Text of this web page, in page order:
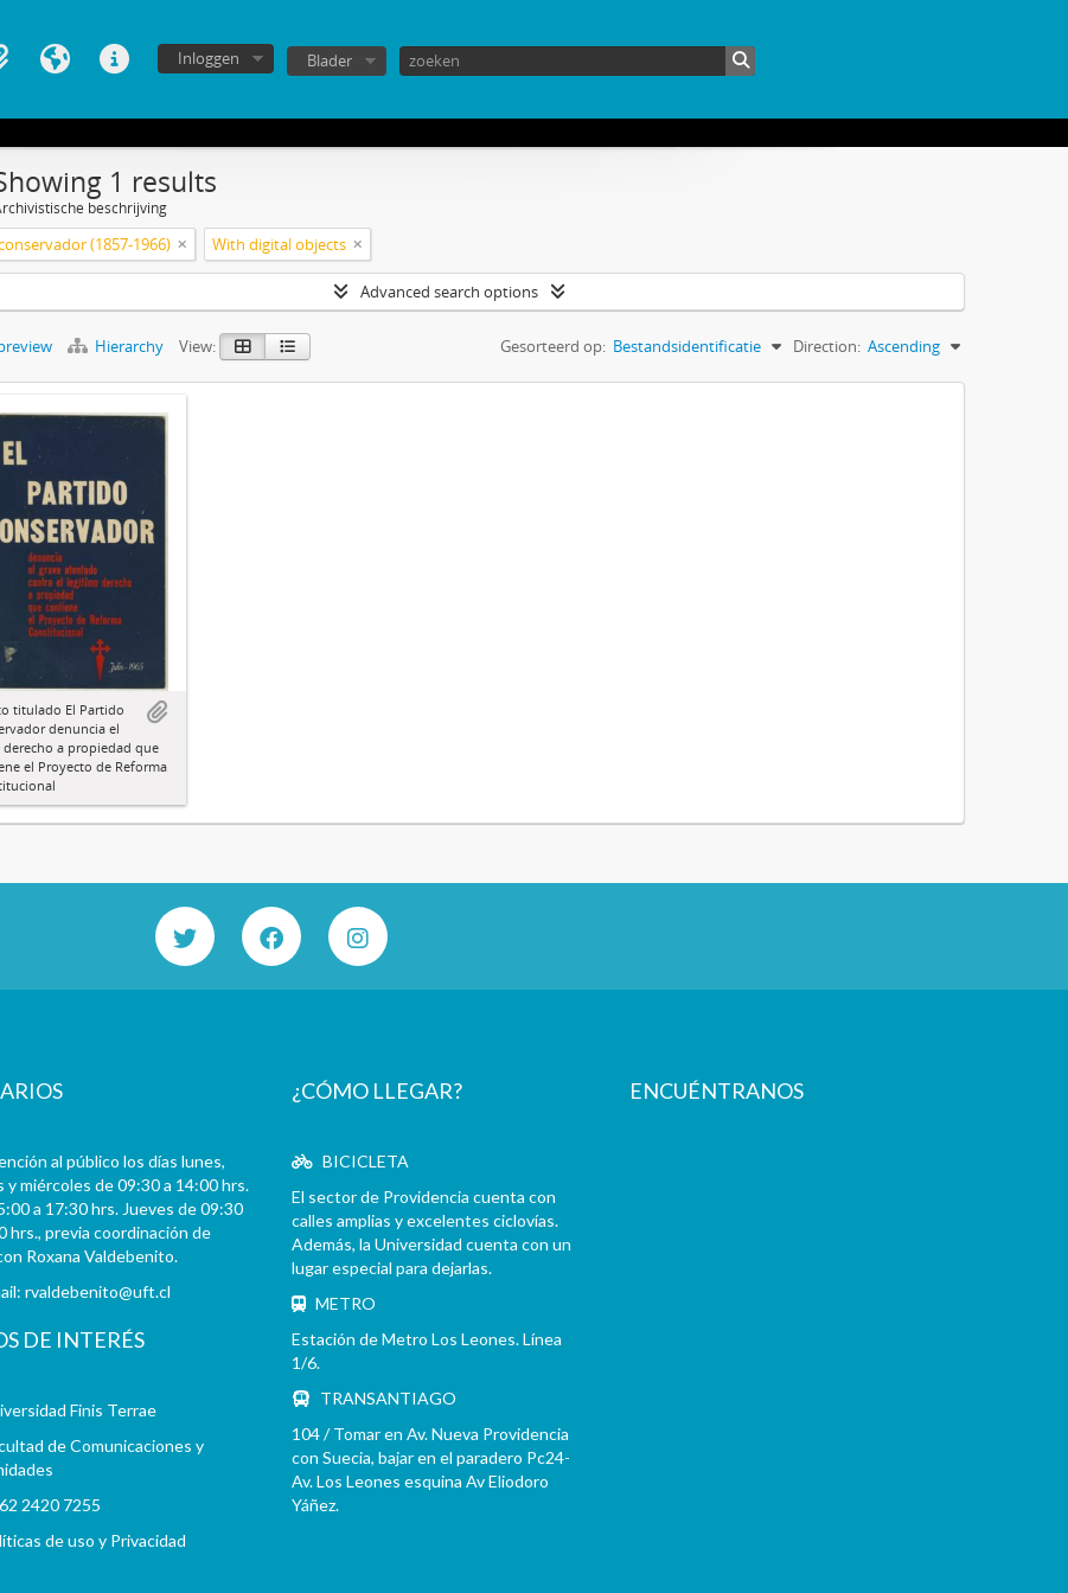
Inloggen Blader
1 results
beschrijving
(1857-1966) With digital objects
Advanced search options
Hierarchy View: Gesorteerd op: Bestandsidentificatie Direction: Ascending
titulado El Partido
denuncia el
derecho a propiedad que
el Proyecto de Reforma
al público los días lunes,
y miércoles de 09:30 a 14:00 hrs.
a 17:30 hrs. Jueves de 09:30
hrs., previa coordinación de
Roxana Valdebenito.
rvaldebenito@uft.cl
DE INTERÉS
Finis Terrae
de Comunicaciones y
2420 7255
de uso y Privacidad
¿CÓMO LLEGAR?
BICICLETA
El sector de Providencia cuenta con
calles amplias y excelentes ciclovías.
Además, la Universidad cuenta con un
lugar especial para dejarlas.
METRO
Estación de Metro Los Leones. Línea
1/6.
TRANSANTIAGO
104 / Tomar en Av. Nueva Providencia
con Suecia, bajar en el paradero Pc24-
Av. Los Leones esquina Av Eliodoro
Yáñez.
ENCUÉNTRANOS